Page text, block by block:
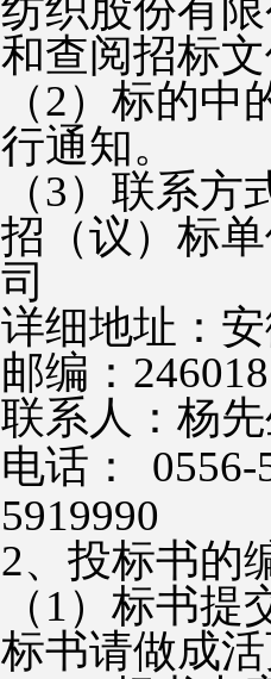
纺织股份有
和查阅招标
（2）标的中
行通知。
（3）联系方
招（议）标
司
详细地址：
邮编： 246018
联系人：杨
电话：
0556-
5919990
2、投标书的
（1 ）标书提
标书请做成